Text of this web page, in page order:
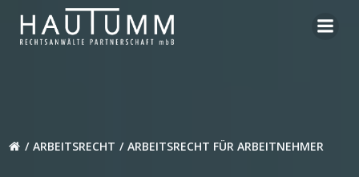
ARBEITSRECHT ARBEITSRECHT FÜR ARBEITNEHMER